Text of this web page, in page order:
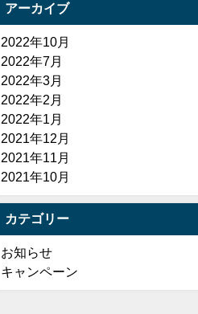
アーカイブ
2022年10月
2022年7月
2022年3月
2022年2月
2022年1月
2021年12月
2021年11月
2021年10月
カテゴリー
お知らせ
キャンペーン